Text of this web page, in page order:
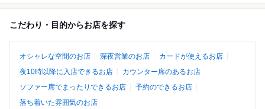
こだわり・目的からお店を探す
オシャレな空間のお店 深夜営業のお店
カードが使えるお店
夜10時以降に入店できるお店
カウンター席のあるお店
ソファー席でまったりできるお店
予約のできるお店
落ち着いた雰囲気のお店